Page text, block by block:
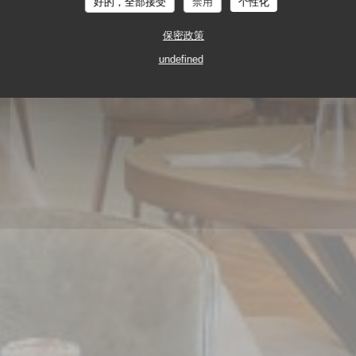
保密政策
undefined
3 AVENUE DE LA DURANCE 78200